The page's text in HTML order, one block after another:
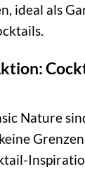
ideal als
Nature